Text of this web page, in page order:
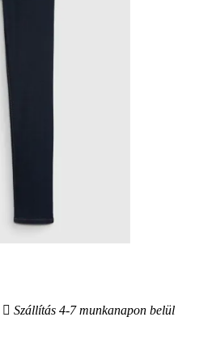
Szállítás 4-7 munkanapon belül